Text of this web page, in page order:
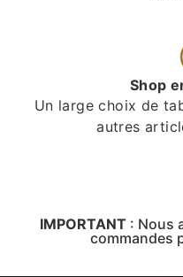
Shop
Un large choix de
autres
IMPORTANT : Nous
commandes